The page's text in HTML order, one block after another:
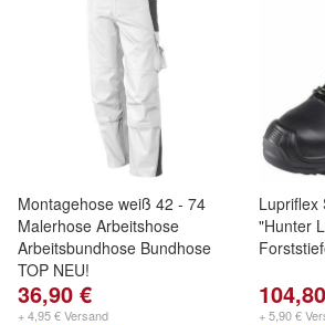
Montagehose weiß 42 - 74
Malerhose Arbeitshose
Arbeitsbundhose Bundhose
TOP NEU!
36,90 €
+ 4,95 € Versand
Lupriflex
"Hunter
+ 5,90 €